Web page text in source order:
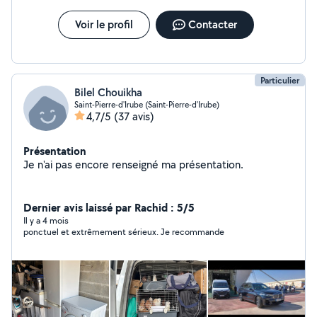
Voir le profil Contacter
Particulier
Bilel Chouikha
Saint-Pierre-d'Irube (Saint-Pierre-d'Irube)
4,7/5 (37 avis)
Présentation
Je n'ai pas encore renseigné ma présentation.
Dernier avis laissé par Rachid : 5/5
Il y a 4 mois
ponctuel et extrêmement sérieux. Je recommande